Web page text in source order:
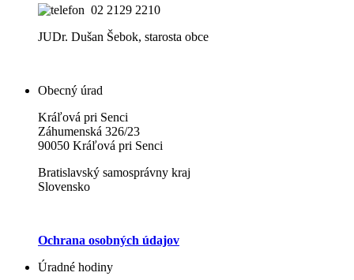
02 2129 2210
JUDr. Dušan Šebok, starosta obce
Obecný úrad
Kráľová pri Senci
Záhumenská 326/23
90050 Kráľová pri Senci
Bratislavský samosprávny kraj
Slovensko
Ochrana osobných údajov
Úradné hodiny